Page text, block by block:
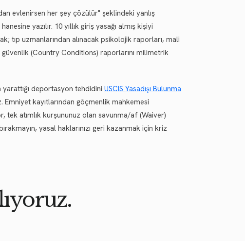
evlenirsen her şey çözülür" şeklindeki yanlış
yazılır. 10 yıllık giriş yasağı almış kişiyi
tıp uzmanlarından alınacak psikolojik raporları, mali
(Country Conditions) raporlarını milimetrik
deportasyon tehdidini USCIS Yasadışı Bulunma
kayıtlarından göçmenlik mahkemesi
tek atımlık kurşununuz olan savunma/af (Waiver)
yasal haklarınızı geri kazanmak için kriz